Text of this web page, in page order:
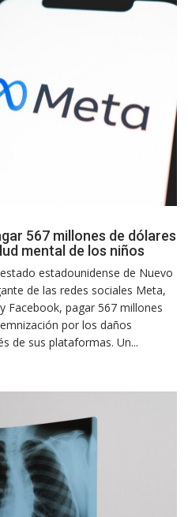
567 millones de dólares
mental de los niños
estadounidense de Nuevo
de las redes sociales Meta,
Facebook, pagar 567 millones
por los daños
de sus plataformas. Un...